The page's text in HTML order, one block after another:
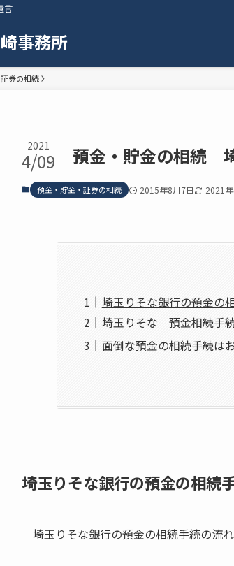
言
事務所
券の相続
預金・貯金の相続
2021
4/09
預金・貯金・証券の相続 2015年8月7日 2021
埼玉りそな銀行の預金の
埼玉りそな 預金相続手
面倒な預金の相続手続は
埼玉りそな銀行の預金の相続
埼玉りそな銀行の預金の相続手続の流